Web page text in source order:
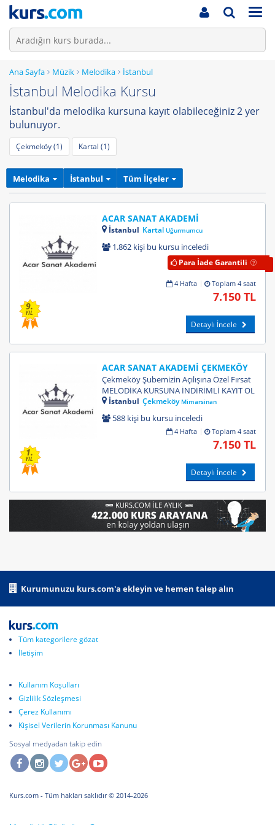
Ana Sayfa Müzik Melodika İstanbul
İstanbul Melodika Kursu
İstanbul'da melodika kursuna kayıt olabileceğiniz 2 yer
bulunuyor.
Çekmeköy (1) Kartal (1)
Melodika İstanbul Tüm İlçeler
9.
YIL
ACAR SANAT AKADEMİ
İstanbul KartalUğurmumcu
1.862 kişi bu kursu inceledi
Para İade Garantili
4 Hafta Toplam 4 saat
7.150 TL
Detaylı İncele
1.
YIL
ACAR SANAT AKADEMİ ÇEKMEKÖY
Çekmeköy Şubemizin Açılışına Özel Fırsat
MELODİKA KURSUNA İNDİRİMLİ KAYIT OL
İstanbul Çekmeköy Mimarsinan
588 kişi bu kursu inceledi
4 Hafta Toplam 4 saat
7.150 TL
Detaylı İncele
Kurumunuzu kurs.com'a ekleyin ve hemen talep alın
Tüm kategorilere gözat
İletişim
Kullanım Koşulları
Gizlilik Sözleşmesi
Çerez Kullanımı
Kişisel Verilerin Korunması Kanunu
Sosyal medyadan takip edin
Kurs.com - Tüm hakları saklıdır © 2014-2026